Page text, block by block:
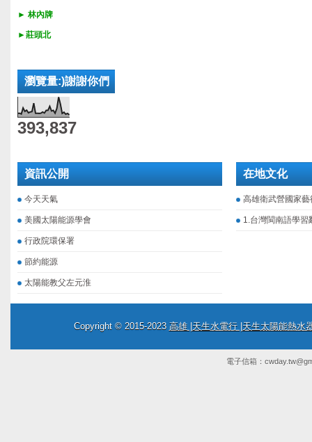
► 林內牌
►莊頭北
瀏覽量:)謝謝你們
393,837
資訊公開
今天天氣
美國太陽能源學會
行政院環保署
節約能源
太陽能教父左元淮
在地文化
高雄衛武營國家藝
1.台灣閩南語學習
Copyright © 2015-2023 高雄 |天生水電行 |天生太陽能熱水
電子信箱：